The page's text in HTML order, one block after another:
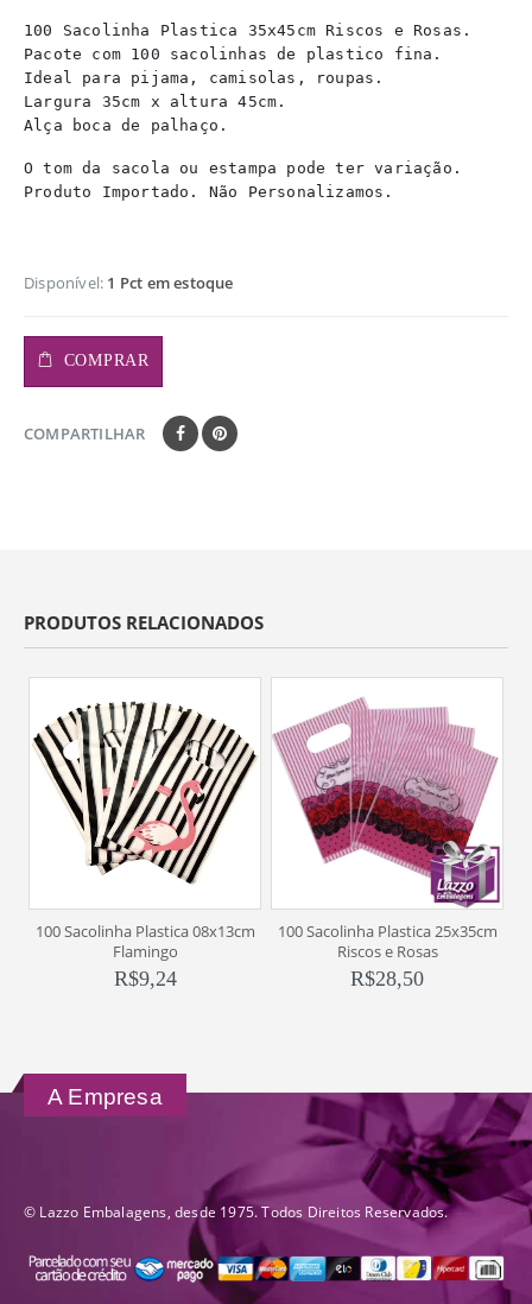
100 Sacolinha Plastica 35x45cm Riscos e Rosas.
Pacote com 100 sacolinhas de plastico fina.
Ideal para pijama, camisolas, roupas.
Largura 35cm x altura 45cm.
Alça boca de palhaço.
O tom da sacola ou estampa pode ter variação.
Produto Importado. Não Personalizamos.
Disponível: 1 Pct em estoque
COMPRAR
COMPARTILHAR
PRODUTOS RELACIONADOS
100 Sacolinha Plastica 08x13cm
Flamingo
R$9,24
100 Sacolinha Plastica 25x35cm
Riscos e Rosas
R$28,50
A Empresa
© Lazzo Embalagens, desde 1975. Todos Direitos Reservados.